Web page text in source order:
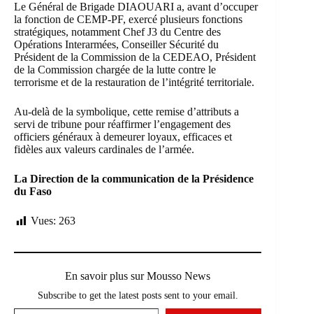
Le Général de Brigade DIAOUARI a, avant d’occuper
la fonction de CEMP-PF, exercé plusieurs fonctions
stratégiques, notamment Chef J3 du Centre des
Opérations Interarmées, Conseiller Sécurité du
Président de la Commission de la CEDEAO, Président
de la Commission chargée de la lutte contre le
terrorisme et de la restauration de l’intégrité territoriale.
Au-delà de la symbolique, cette remise d’attributs a
servi de tribune pour réaffirmer l’engagement des
officiers généraux à demeurer loyaux, efficaces et
fidèles aux valeurs cardinales de l’armée.
La Direction de la communication de la Présidence
du Faso
Vues: 263
En savoir plus sur Mousso News
Subscribe to get the latest posts sent to your email.
Saisissez votre adresse e-mail…